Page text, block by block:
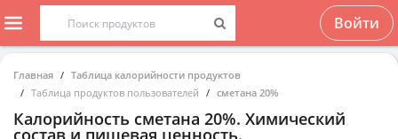
Войти
Главная
Таблица калорийности продуктов
Таблица продуктов пользователей
сметана 20%
Калорийность сметана 20%. Химический
состав и пищевая ценность.